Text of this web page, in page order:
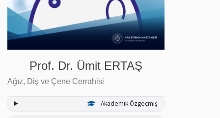
Prof. Dr. Ümit ERTAŞ
Ağız, Diş ve Çene Cerrahisi
Akademik Özgeçmiş